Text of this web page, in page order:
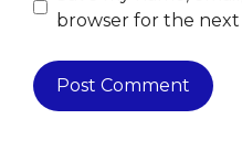
browser for the